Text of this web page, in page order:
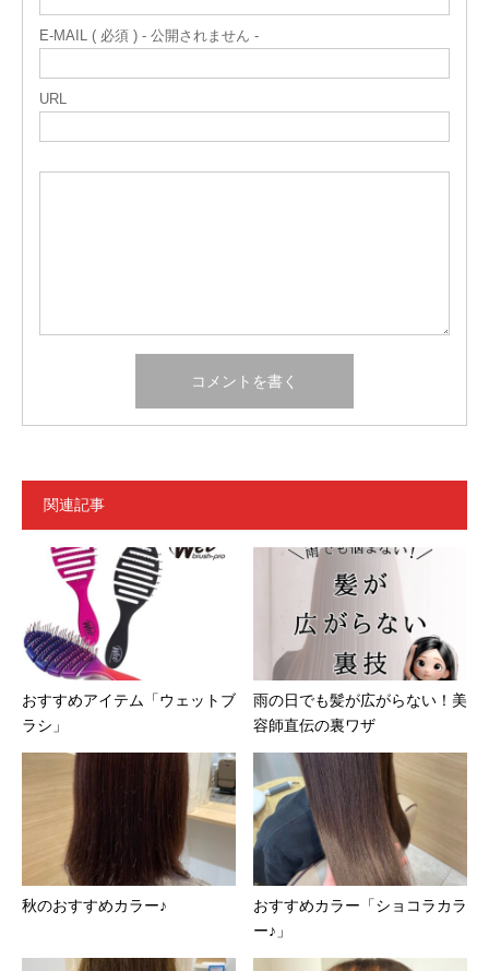
E-MAIL ( 必須 ) - 公開されません -
URL
関連記事
おすすめアイテム「ウェットブ
ラシ」
雨の日でも髪が広がらない！美
容師直伝の裏ワザ
秋のおすすめカラー♪
おすすめカラー「ショコラカラ
ー♪」